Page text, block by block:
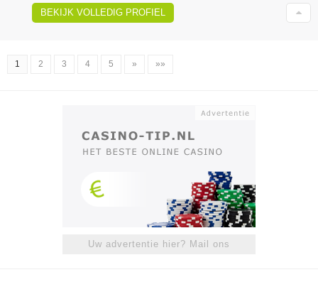
BEKIJK VOLLEDIG PROFIEL
1 2 3 4 5 » »»
Uw advertentie hier? Mail ons